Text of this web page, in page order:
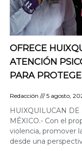
OFRECE
ATENCIÓN
PARA
Redacción 5 agosto,
HUIXQUILUCAN
MÉXICO.- Con el
violencia, promover
desde una